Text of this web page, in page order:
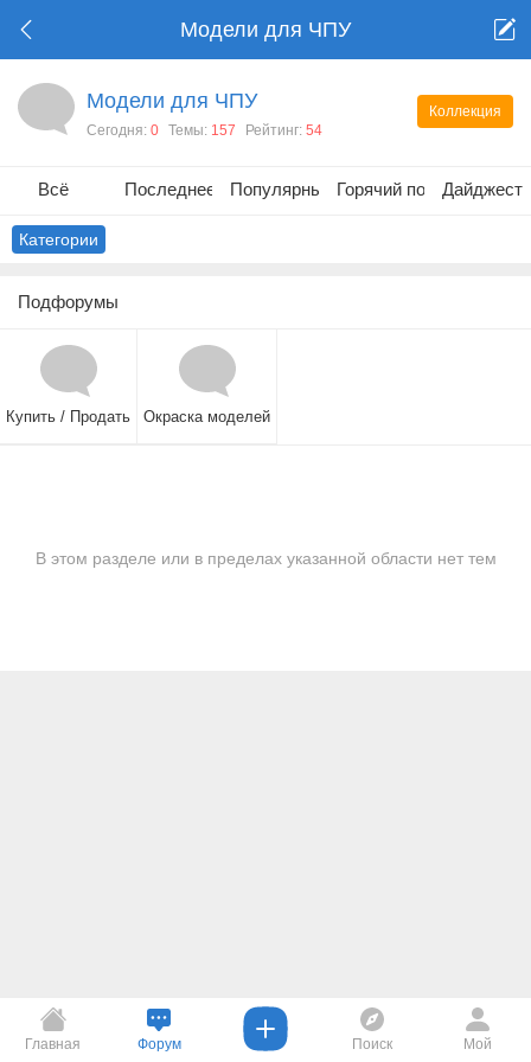
Модели для ЧПУ
Коллекция
Модели для ЧПУ
Сегодня: 0 Темы: 157 Рейтинг: 54
Всё Последнее Популярные Горячий постДайджест
Категории
Подфорумы
Купить / Продать Окраска моделей
В этом разделе или в пределах указанной области нет тем
Главная Форум Поиск Мой